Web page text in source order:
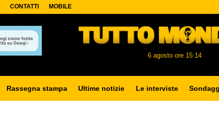
CONTATTI MOBILE
6 agosto ore 15:14
Rassegna stampa Ultime notizie Le interviste